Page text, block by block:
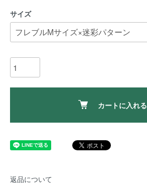
サイズ
カートに入れる
返品について